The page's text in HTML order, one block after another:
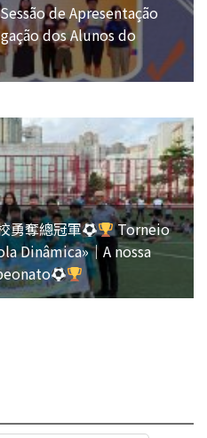
de Apresentação
dos Alunos do
勇奪總冠軍
Torneio
Dinâmica»｜A nossa